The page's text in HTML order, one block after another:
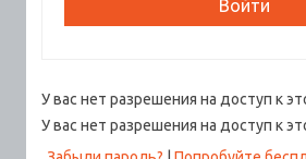
У вас нет разрешения на доступ к
У вас нет разрешения на доступ к